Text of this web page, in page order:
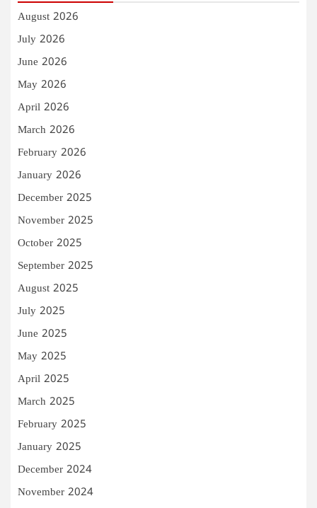
August 2026
July 2026
June 2026
May 2026
April 2026
March 2026
February 2026
January 2026
December 2025
November 2025
October 2025
September 2025
August 2025
July 2025
June 2025
May 2025
April 2025
March 2025
February 2025
January 2025
December 2024
November 2024